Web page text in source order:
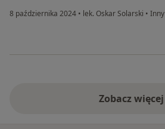
8 października 2024 • lek. Oskar Solarski • Inny
Zobacz więcej